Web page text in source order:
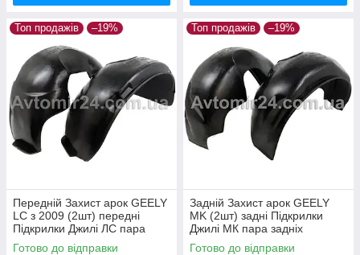
Топ продажів –19%
Передній Захист арок GEELY
LС з 2009 (2шт) передні
Підкрилки Джилі ЛС пара
передніх
Готово до відправки
Топ продажів –19%
Задній Захист арок GEELY
MK (2шт) задні Підкрилки
Джилі МК пара задніх
Готово до відправки